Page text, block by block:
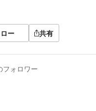
ー 共有
フォロワー